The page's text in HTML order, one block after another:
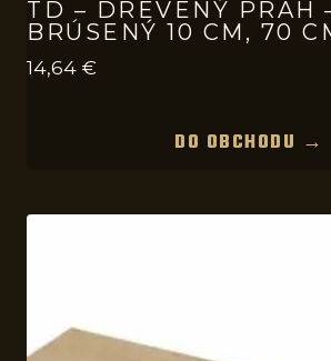
TD – DREVENÝ PRAH
BRÚSENÝ 10 CM, 70
14,64 €
DO OBCHODU →